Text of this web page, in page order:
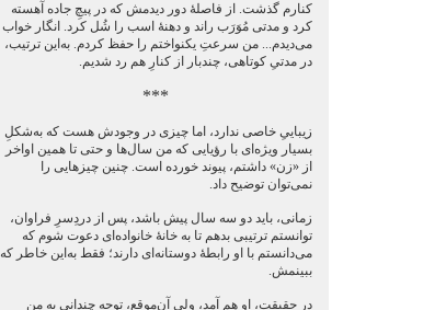
کنارم گذشت. از فاصلۀ دور دیدمش که در پیچِ جاده آهسته
کرد و مدتی مُوَرَب راند و دهنۀ اسب را شُل کرد. انگار خواب
می‌دیدم... من سرعتِ یکنواختم را حفظ کردم. به‌این ترتیب،
در مدتیِ کوتاهی، چندبار از کنارِ هم رد شدیم.
***
زیباییِ خاصی ندارد، اما چیزی در وجودش هست که به‌شکلِ
بسیار ویژه‌ای با رؤیایی که من سال‌ها و حتی تا همین اواخر
از «زن» داشتم، پیوند خورده است. چنین چیزهایی را
نمی‌توان توضیح داد.
زمانی، باید دو سه سال پیش باشد، پس از دردِسرِ فراوان،
توانستم ترتیبی بدهم تا به خانۀ خانواده‌ای دعوت شوم که
می‌دانستم با او رابطۀ دوستانه‌ای دارند؛ فقط به‌این خاطر که
ببینمش.
در حقیقت، او هم آمد، ولی آن‌موقع، توجهِ چندانی به من